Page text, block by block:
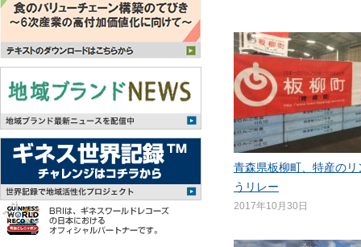
青森県板柳町、特産のリ
うリレー
2017年10月30日